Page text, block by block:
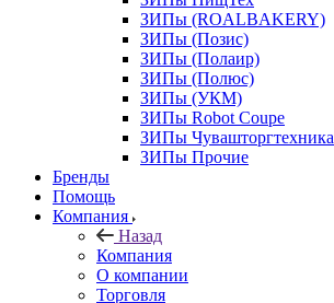
ЗИПы (ROALBAKERY)
ЗИПы (Позис)
ЗИПы (Полаир)
ЗИПы (Полюс)
ЗИПы (УКМ)
ЗИПы Robot Coupe
ЗИПы Чувашторгтехника
ЗИПы Прочие
Бренды
Помощь
Компания
Назад
Компания
О компании
Торговля